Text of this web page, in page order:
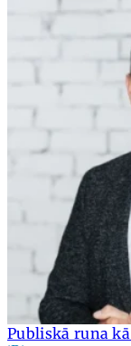
Publiskā runa